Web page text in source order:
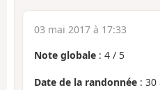
03 mai 2017 à 17:33
Note globale : 4 / 5
Date de la randonnée : 30